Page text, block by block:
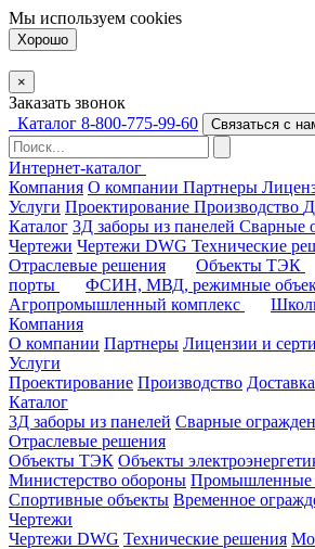
Мы используем cookies
Хорошо
×
Заказать звонок
Каталог 8-800-775-99-60 Связаться с
Интернет-каталог
Компания О компании Партнеры
Услуги Проектирование Производство
Каталог 3Д заборы из панелей Сварные
Чертежи Чертежи DWG Технические
Отраслевые решения
Объекты ТЭК
порты
ФСИН, МВД, режимные
Агропромышленный комплекс
Компания
О компании Партнеры Лицензии и
Услуги
Проектирование Производство Доставка
Каталог
3Д заборы из панелей Сварные
Отраслевые решения
Объекты ТЭК Объекты
Министерство обороны Промышленные
Спортивные объекты Временное
Чертежи
Чертежи DWG Технические решения